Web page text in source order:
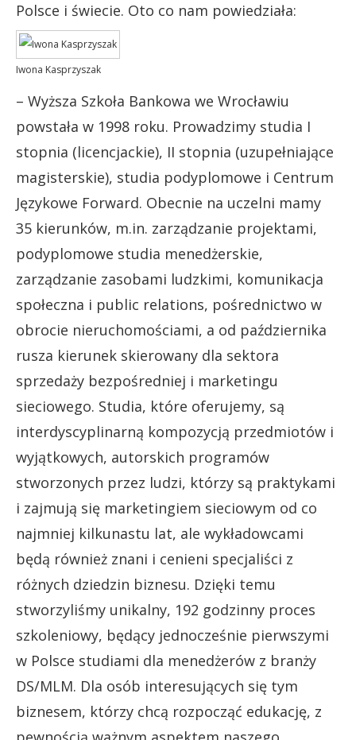
Polsce i świecie. Oto co nam powiedziała:
Iwona Kasprzyszak
– Wyższa Szkoła Bankowa we Wrocławiu
powstała w 1998 roku. Prowadzimy studia I
stopnia (licencjackie), II stopnia (uzupełniające
magisterskie), studia podyplomowe i Centrum
Językowe Forward. Obecnie na uczelni mamy
35 kierunków, m.in. zarządzanie projektami,
podyplomowe studia menedżerskie,
zarządzanie zasobami ludzkimi, komunikacja
społeczna i public relations, pośrednictwo w
obrocie nieruchomościami, a od października
rusza kierunek skierowany dla sektora
sprzedaży bezpośredniej i marketingu
sieciowego. Studia, które oferujemy, są
interdyscyplinarną kompozycją przedmiotów i
wyjątkowych, autorskich programów
stworzonych przez ludzi, którzy są praktykami
i zajmują się marketingiem sieciowym od co
najmniej kilkunastu lat, ale wykładowcami
będą również znani i cenieni specjaliści z
różnych dziedzin biznesu. Dzięki temu
stworzyliśmy unikalny, 192 godzinny proces
szkoleniowy, będący jednocześnie pierwszymi
w Polsce studiami dla menedżerów z branży
DS/MLM. Dla osób interesujących się tym
biznesem, którzy chcą rozpocząć edukację, z